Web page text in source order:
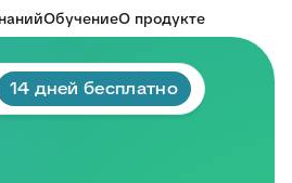
ОбучениеО продукте
14 дней бесплатно